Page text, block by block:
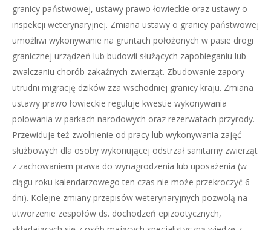
granicy państwowej, ustawy prawo łowieckie oraz ustawy o
inspekcji weterynaryjnej. Zmiana ustawy o granicy państwowej
umożliwi wykonywanie na gruntach położonych w pasie drogi
granicznej urządzeń lub budowli służących zapobieganiu lub
zwalczaniu chorób zakaźnych zwierząt. Zbudowanie zapory
utrudni migrację dzików zza wschodniej granicy kraju. Zmiana
ustawy prawo łowieckie reguluje kwestie wykonywania
polowania w parkach narodowych oraz rezerwatach przyrody.
Przewiduje też zwolnienie od pracy lub wykonywania zajęć
służbowych dla osoby wykonującej odstrzał sanitarny zwierząt
z zachowaniem prawa do wynagrodzenia lub uposażenia (w
ciągu roku kalendarzowego ten czas nie może przekroczyć 6
dni). Kolejne zmiany przepisów weterynaryjnych pozwolą na
utworzenie zespołów ds. dochodzeń epizootycznych,